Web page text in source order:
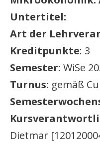
Untertitel:
Art der
Kreditpunkte: 3
Semester: WiSe
Turnus: gemäß
Dietmar